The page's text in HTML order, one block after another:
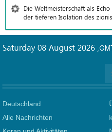
Die Weltmeisterschaft als
der tieferen Isolation des
Saturday 08 August 2026 ,
Deutschland
Alle Nachrichten